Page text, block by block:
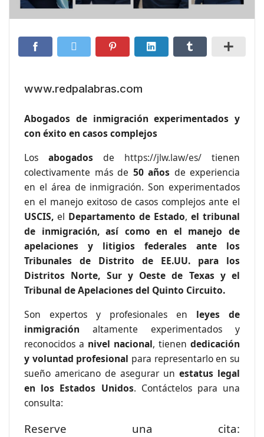
www.redpalabras.com
Abogados de inmigración experimentados y
con éxito en casos complejos
Los abogados de https://jlw.law/es/ tienen
colectivamente más de 50 años de experiencia
en el área de inmigración. Son experimentados
en el manejo exitoso de casos complejos ante el
USCIS, el Departamento de Estado, el tribunal
de inmigración, así como en el manejo de
apelaciones y litigios federales ante los
Tribunales de Distrito de EE.UU. para los
Distritos Norte, Sur y Oeste de Texas y el
Tribunal de Apelaciones del Quinto Circuito.
Son expertos y profesionales en leyes de
inmigración altamente experimentados y
reconocidos a nivel nacional, tienen dedicación
y voluntad profesional para representarlo en su
sueño americano de asegurar un estatus legal
en los Estados Unidos. Contáctelos para una
consulta:
Reserve una cita: